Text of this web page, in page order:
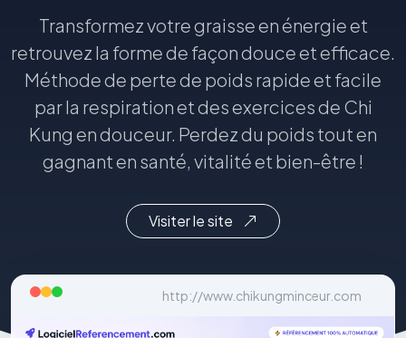
Transformez votre graisse en énergie et
retrouvez la forme de façon douce et efficace.
Méthode de perte de poids rapide et facile
par la respiration et des exercices de Chi
Kung en douceur. Perdez du poids tout en
gagnant en santé, vitalité et bien-être !
Visiter le site
http://www.chikungminceur.com